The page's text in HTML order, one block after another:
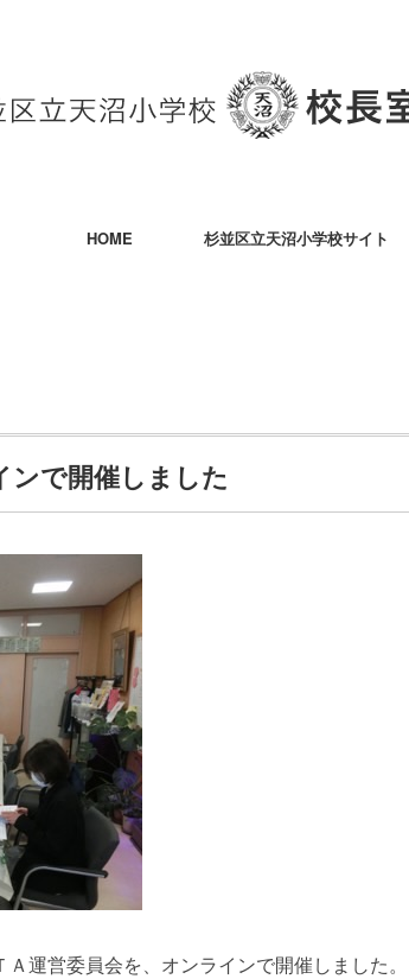
HOME 杉並区立天沼小学校サイト
ンで開催しました
運営委員会を、オンラインで開催しました。